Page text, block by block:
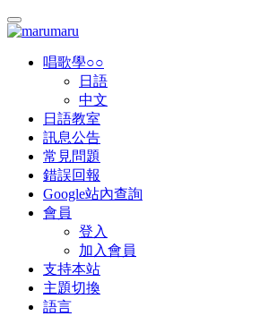
唱歌學○○
日語
中文
日語教室
訊息公告
常見問題
錯誤回報
Google站內查詢
會員
登入
加入會員
支持本站
主題切換
語言